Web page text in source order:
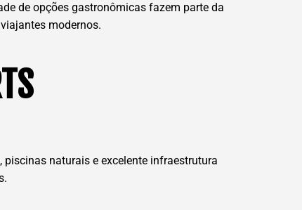
de opções gastronômicas fazem parte da
modernos.
naturais e excelente infraestrutura